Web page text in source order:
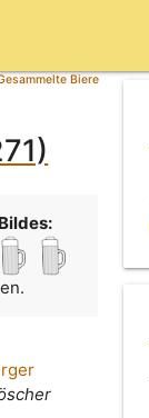
Biere